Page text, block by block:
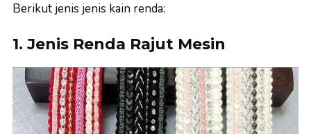
Berikut jenis jenis kain renda:
1. Jenis Renda Rajut Mesin